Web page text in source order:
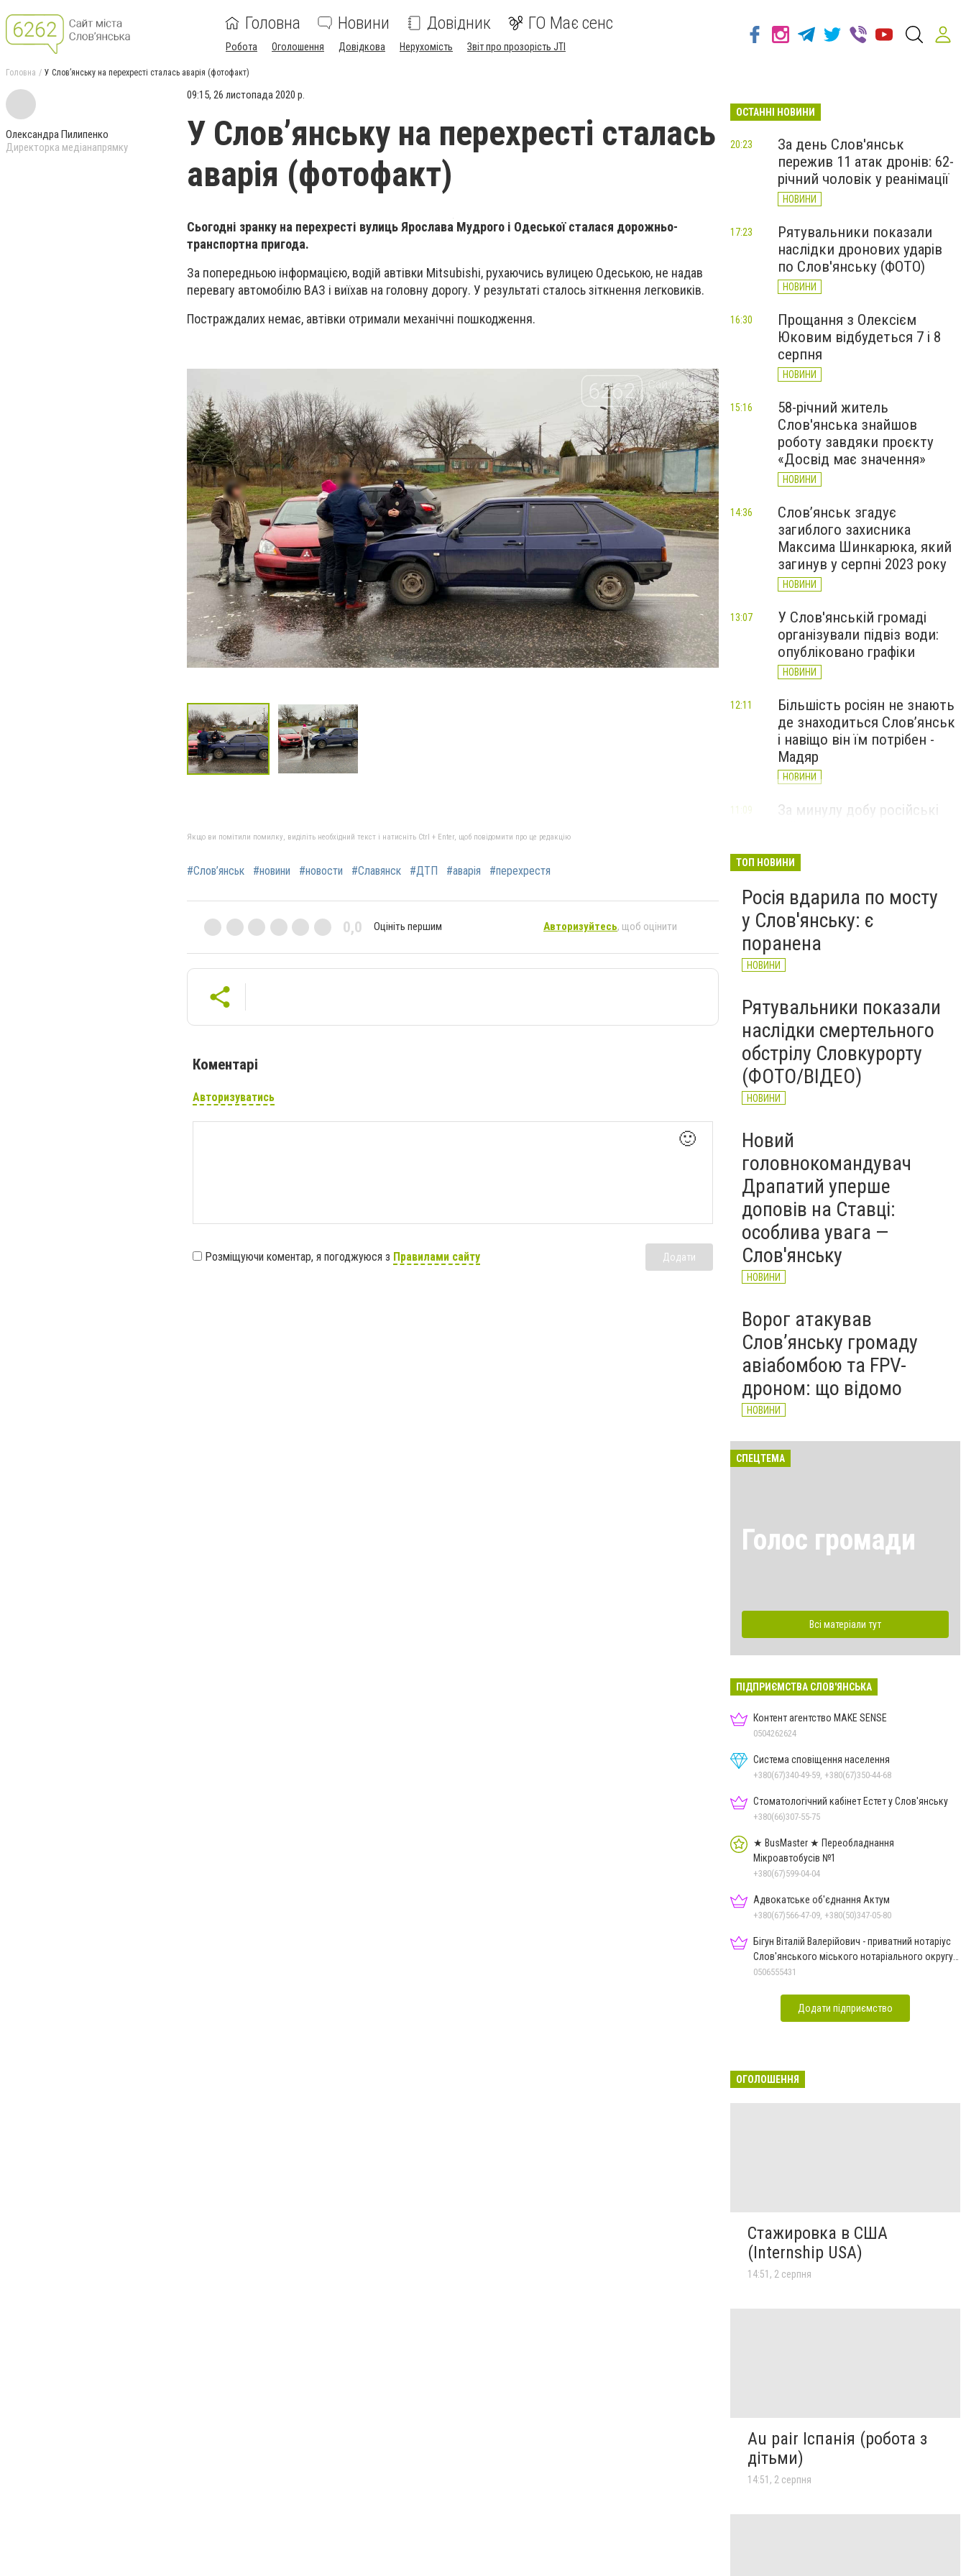
Головна Новини Довідник ГО Має сенс
Робота Оголошення Довідкова Нерухомість Звіт про прозорість JTI
Головна У Слов’янську на перехресті сталась аварія (фотофакт)
Олександра Пилипенко
Директорка медіанапрямку
09:15, 26 листопада 2020 р.
У Слов’янську на перехресті сталась
аварія (фотофакт)
Сьогодні зранку на перехресті вулиць Ярослава Мудрого і Одеської сталася дорожньо-
транспортна пригода.
За попередньою інформацією, водій автівки Mitsubishi, рухаючись вулицею Одеською, не надав
перевагу автомобілю ВАЗ і виїхав на головну дорогу. У результаті сталось зіткнення легковиків.
Постраждалих немає, автівки отримали механічні пошкодження.
Якщо ви помітили помилку, виділіть необхідний текст і натисніть Ctrl + Enter, щоб повідомити про це редакцію
#Слов’янськ #новини #новости #Славянск #ДТП #аварія #перехрестя
0,0 Оцініть першим Авторизуйтесь, щоб оцінити
Коментарі
Авторизуватись
🙂
Розміщуючи коментар, я погоджуюся з Правилами сайту Додати
ОСТАННІ НОВИНИ
За день Слов'янськ
пережив 11 атак дронів: 62-
річний чоловік у реанімації
НОВИНИ
20:23
Рятувальники показали
наслідки дронових ударів
по Слов'янську (ФОТО)
НОВИНИ
17:23
Прощання з Олексієм
Юковим відбудеться 7 і 8
серпня
НОВИНИ
16:30
58-річний житель
Слов'янська знайшов
роботу завдяки проєкту
«Досвід має значення»
НОВИНИ
15:16
Слов’янськ згадує
загиблого захисника
Максима Шинкарюка, який
загинув у серпні 2023 року
НОВИНИ
14:36
У Слов'янській громаді
організували підвіз води:
опубліковано графіки
НОВИНИ
13:07
Більшість росіян не знають
де знаходиться Слов’янськ
і навіщо він їм потрібен -
Мадяр
НОВИНИ
12:11
За минулу добу російські
великої війни: 6 серпня
11:09
ТОП НОВИНИ
Росія вдарила по мосту
у Слов'янську: є
поранена
НОВИНИ
Рятувальники показали
наслідки смертельного
обстрілу Словкурорту
(ФОТО/ВІДЕО)
НОВИНИ
Новий
головнокомандувач
Драпатий уперше
доповів на Ставці:
особлива увага —
Слов'янську
НОВИНИ
Ворог атакував
Слов’янську громаду
авіабомбою та FPV-
дроном: що відомо
НОВИНИ
СПЕЦТЕМА
Голос громади
Всі матеріали тут
ПІДПРИЄМСТВА СЛОВ'ЯНСЬКА
Контент агентство MAKE SENSE
0504262624
Система сповіщення населення
+380(67)340-49-59, +380(67)350-44-68
Стоматологічний кабінет Естет у Слов'янську
+380(66)307-55-75
★ BusMaster ★ Переобладнання
Мікроавтобусів №1
+380(67)599-04-04
Адвокатське об'єднання Актум
+380(67)566-47-09, +380(50)347-05-80
Бігун Віталій Валерійович - приватний нотаріус
Слов'янського міського нотаріального округу
Дон.обл.
0506555431
Додати підприємство
ОГОЛОШЕННЯ
Стажировка в США
(Internship USA)
14:51, 2 серпня
Au pair Іспанія (робота з
дітьми)
14:51, 2 серпня